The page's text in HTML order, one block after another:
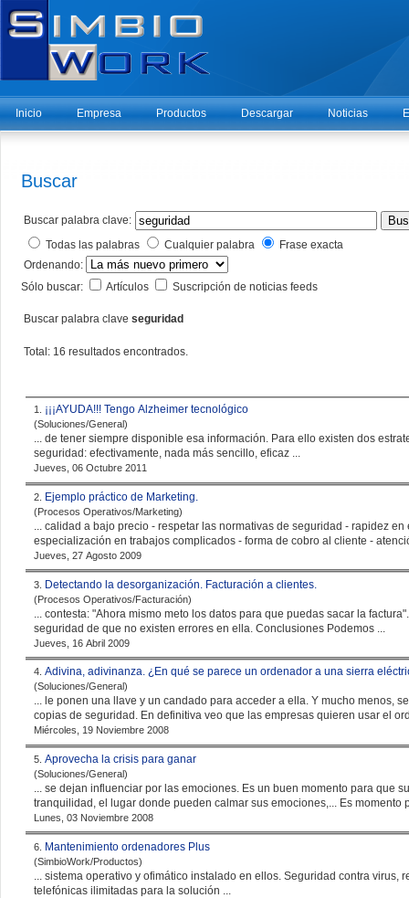
Inicio Empresa Productos Descargar Noticias
Buscar
Buscar palabra clave:
Todas las palabras Cualquier palabra
Frase exacta
Ordenando:
Sólo buscar:
Artículos Suscripción de noticias feeds
Buscar palabra clave seguridad
Total: 16 resultados encontrados.
1. ¡¡¡AYUDA!!! Tengo Alzheimer tecnológico
(Soluciones/General)
seguridad : efectivamente, nada más sencillo, eficaz ...
Jueves, 06 Octubre 2011
2. Ejemplo práctico de Marketing.
(Procesos Operativos/Marketing)
... calidad a bajo precio - respetar las normativas de seguridad - rapidez en
especialización en trabajos complicados - forma de cobro al cliente -
Jueves, 27 Agosto 2009
3. Detectando la desorganización. Facturación a clientes.
(Procesos Operativos/Facturación)
seguridad de que no existen errores en ella. Conclusiones Podemos ...
Jueves, 16 Abril 2009
4. Adivina, adivinanza. ¿En qué se parece un ordenador a una sierra
(Soluciones/General)
... le ponen una llave y un candado para acceder a ella. Y mucho menos,
copias de seguridad . En definitiva veo que las empresas quieren usar el
Miércoles, 19 Noviembre 2008
5. Aprovecha la crisis para ganar
(Soluciones/General)
... se dejan influenciar por las emociones. Es un buen momento para que
tranquilidad, el lugar donde pueden calmar sus
Lunes, 03 Noviembre 2008
6. Mantenimiento ordenadores Plus
(SimbioWork/Productos)
... sistema operativo y ofimático instalado en ellos. Seguridad
telefónicas ilimitadas para la solución ...